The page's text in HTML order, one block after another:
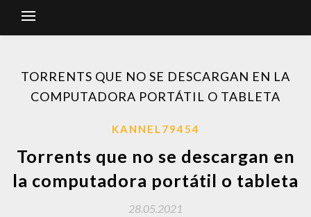
TORRENTS QUE NO SE DESCARGAN EN LA
COMPUTADORA PORTÁTIL O TABLETA
KANNEL79454
Torrents que no se descargan en
la computadora portátil o tableta
28.05.2021